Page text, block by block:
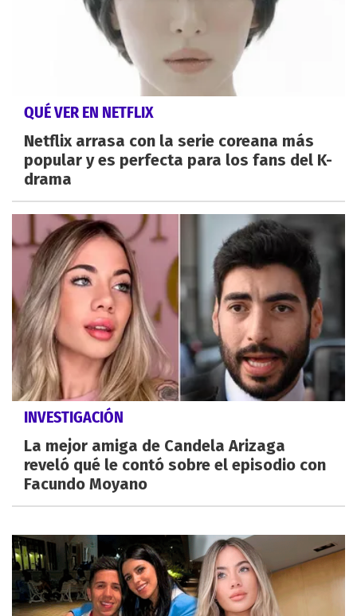
QUÉ VER EN NETFLIX
Netflix arrasa con la serie coreana más
popular y es perfecta para los fans del K-
drama
INVESTIGACIÓN
La mejor amiga de Candela Arizaga
reveló qué le contó sobre el episodio con
Facundo Moyano